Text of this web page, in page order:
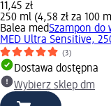
11,45 zł
250 ml (4,58 zł za 100
Balea medSzampon do
MED Ultra Sensitive,
(3)
Dostawa dostępna
Wybierz sklep dm